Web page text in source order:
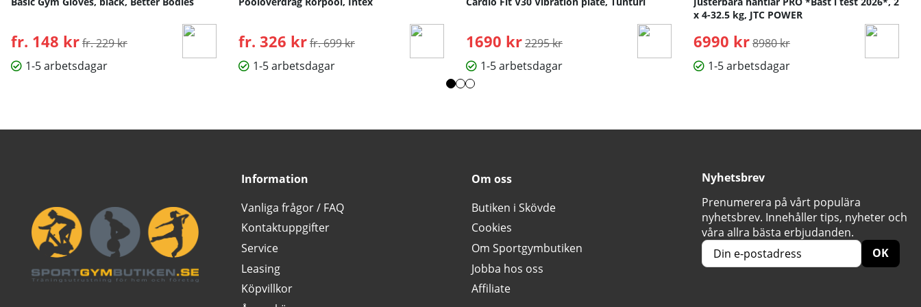
fr. 148 krOrdinarie pris:
fr. 229 kr
1-5 arbetsdagar
fr. 326 krOrdinarie pris:
fr. 699 kr
1-5 arbetsdagar
1690 kr Ordinarie pris:
2295 kr
1-5 arbetsdagar
x 4-32.5 kg, JTC POWER
6990 kr Ordinarie pris:
8980 kr
1-5 arbetsdagar
Information
Vanliga frågor / FAQ
Kontaktuppgifter
Service
Leasing
Köpvillkor
Om oss
Butiken i Skövde
Cookies
Om Sportgymbutiken
Jobba hos oss
Affiliate
Nyhetsbrev
Prenumerera på vårt populära
nyhetsbrev. Innehåller tips, nyheter och
våra allra bästa erbjudanden.
OK